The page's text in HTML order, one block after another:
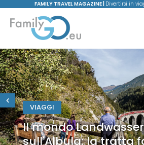
FAMILY TRAVEL MAGAZINE | Divertirsi in
VIAGGI
Il mondo Landwasser
sull'Albula: la tratta